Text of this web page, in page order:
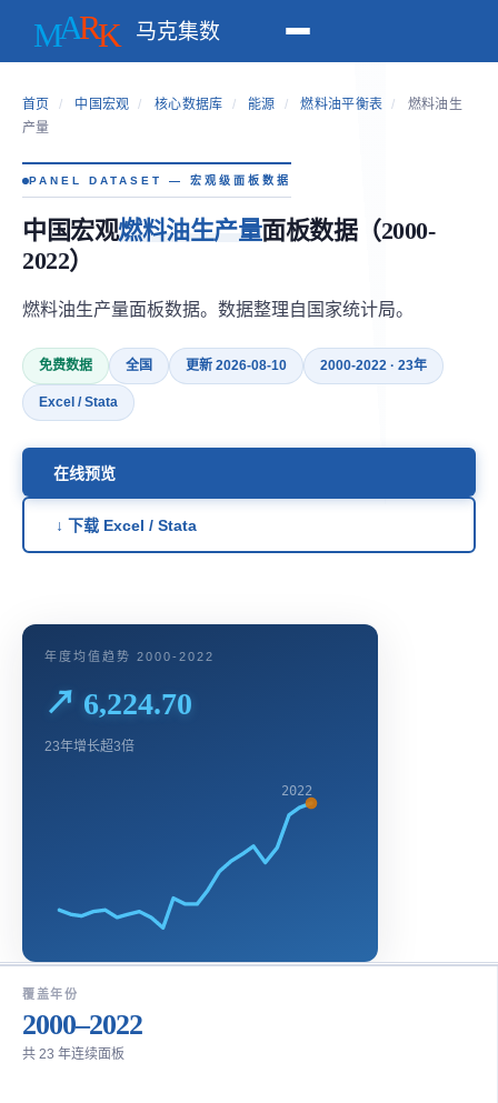
马克集数
首页 / 中国宏观 / 核心数据库 / 能源 / 燃料油平衡表 /
燃料油生
产量
PANEL DATASET — 宏观级面板数据
中国宏观燃料油生产量面板数据（2000-
2022）
燃料油生产量面板数据。数据整理自国家统计局。
免费数据 全国 更新 2026-08-10 2000-2022 · 23年
Excel / Stata
在线预览
↓ 下载 Excel / Stata
年度均值趋势 2000-2022
↗ 6,224.70
23年增长超3倍
2022
覆盖年份
2000–2022
共 23 年连续面板